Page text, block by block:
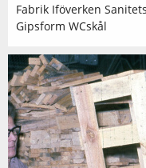
Fabrik Iföverken
Gipsform WCskål